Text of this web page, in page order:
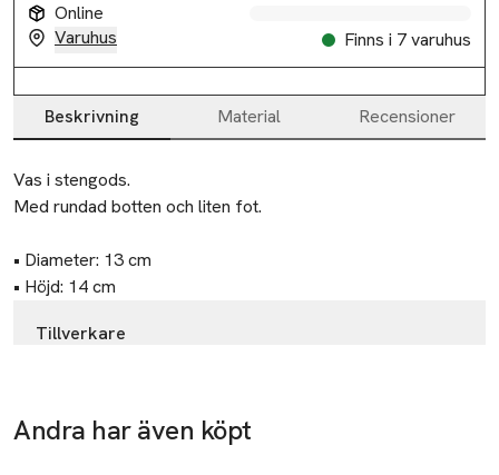
Online
Varuhus
Finns i 7 varuhus
Beskrivning Material Recensioner
Beskrivning
Vas i stengods.
Med rundad botten och liten fot.
• Diameter: 13 cm
• Höjd: 14 cm
Tillverkare
Pappersbruksallén 1A
702 15 Örebro
Andra har även köpt
Ta 3 betala för